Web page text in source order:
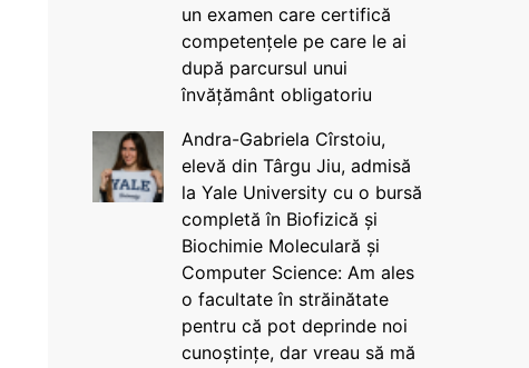
un examen care certifică
competențele pe care le ai
după parcursul unui
învățământ obligatoriu
Andra-Gabriela Cîrstoiu,
elevă din Târgu Jiu, admisă
la Yale University cu o bursă
completă în Biofizică și
Biochimie Moleculară și
Computer Science: Am ales
o facultate în străinătate
pentru că pot deprinde noi
cunoștințe, dar vreau să mă